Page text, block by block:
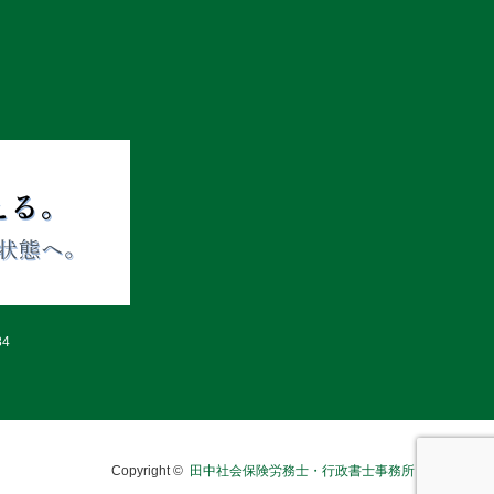
Copyright © 田中社会保険労務士・行政書士事務所